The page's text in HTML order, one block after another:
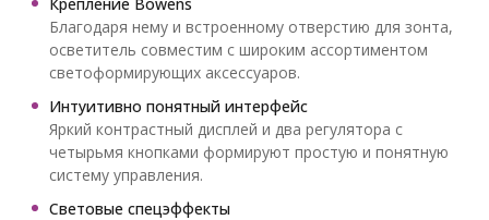
Благодаря нему и встроенному отверстию для зонта,
осветитель совместим с широким ассортиментом
светоформирующих аксессуаров.
Интуитивно понятный интерфейс
Яркий контрастный дисплей и два регулятора с
четырьмя кнопками формируют простую и понятную
систему управления.
Световые спецэффекты